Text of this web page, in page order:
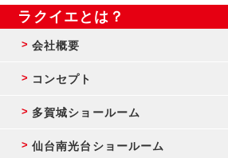
ラクイエとは？
会社概要
コンセプト
多賀城ショールーム
仙台南光台ショールーム